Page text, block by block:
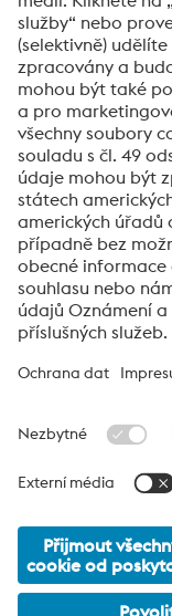
Ano, zajímají
oceli.
Odeslat
Ověření proti
voestalpine High
Performance Metals,
se zaměřuje na
světovým lídrem v
ocelí.
voestalpine